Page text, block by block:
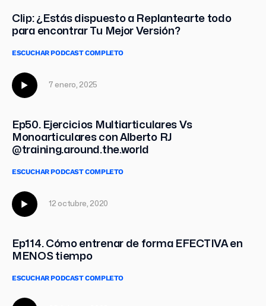
Clip: ¿Estás dispuesto a Replantearte todo
para encontrar Tu Mejor Versión?
ESCUCHAR PODCAST COMPLETO
7 enero, 2025
Ep50. Ejercicios Multiarticulares Vs
Monoarticulares con Alberto RJ
@training.around.the.world
ESCUCHAR PODCAST COMPLETO
12 octubre, 2020
Ep114. Cómo entrenar de forma EFECTIVA en
MENOS tiempo
ESCUCHAR PODCAST COMPLETO